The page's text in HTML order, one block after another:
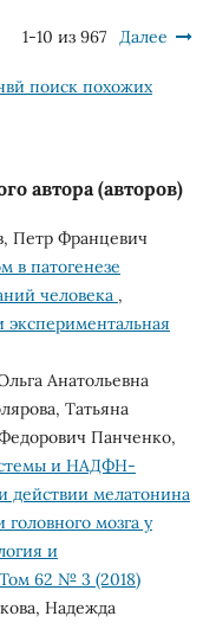
1-10 из 967 Далее
поиск похожих
автора (авторов)
Петр Францевич
в патогенезе
человека ,
экспериментальная
Анатольевна
Татьяна
Панченко,
и НАДФН-
действии мелатонина
мозга у
и
62 № 3 (2018)
Надежда